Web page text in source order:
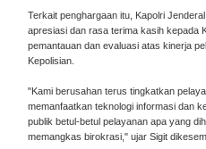
Terkait penghargaan itu, Kapolri
apresiasi dan rasa terima kasih kepada
pemantauan dan evaluasi atas kinerja
Kepolisian.
"Kami berusahan terus tingkatkan
memanfaatkan teknologi informasi dan
publik betul-betul pelayanan apa yang
memangkas birokrasi," ujar Sigit